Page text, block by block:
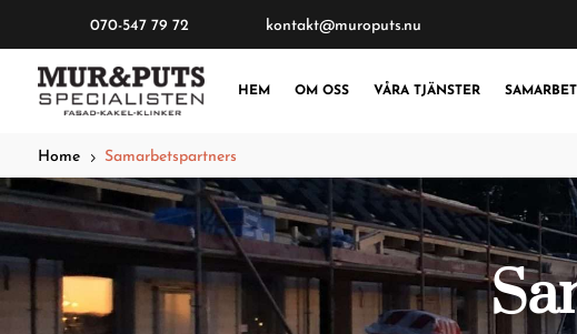
070-547 79 72 kontakt@muroputs.nu
HEM OM OSS VÅRA TJÄNSTER
Home 5 Samarbetspartners